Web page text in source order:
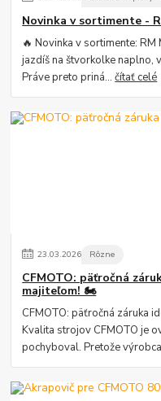
Novinka v sortimente -
🔥 Novinka v sortimente:
jazdíš na štvorkolke naplno,
Práve preto priná...čítať celé
23.03.2026 Rôzne
CFMOTO: päťročná
majiteľom! 🏍️
CFMOTO: päťročná záruka
Kvalita strojov CFMOTO je
pochyboval. Pretože